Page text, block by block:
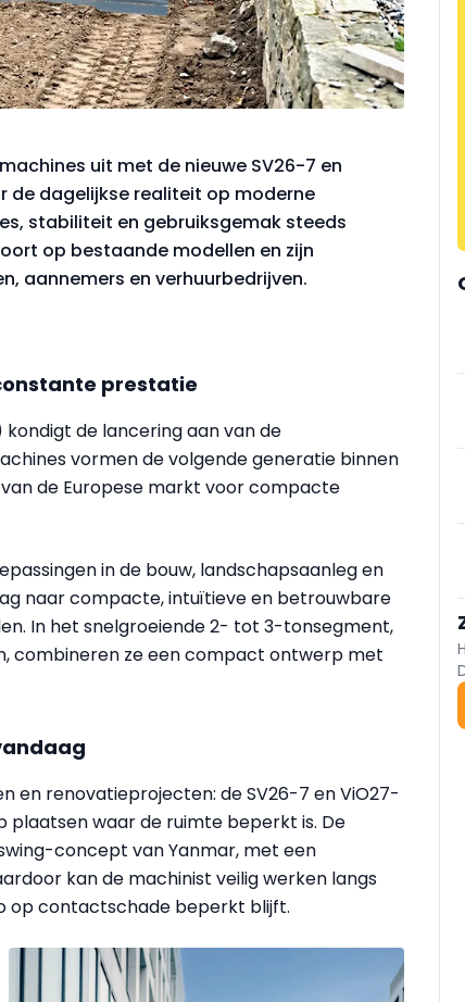
uit met de nieuwe SV26-7 en
de dagelijkse realiteit op moderne
stabiliteit en gebruiksgemak steeds
op bestaande modellen en zijn
aannemers en verhuurbedrijven.
prestatie
kondigt de lancering aan van de
vormen de volgende generatie binnen
de Europese markt voor compacte
in de bouw, landschapsaanleg en
naar compacte, intuïtieve en betrouwbare
In het snelgroeiende 2- tot 3-tonsegment,
combineren ze een compact ontwerp met
en renovatieprojecten: de SV26-7 en ViO27-
plaatsen waar de ruimte beperkt is. De
concept van Yanmar, met een
kan de machinist veilig werken langs
op contactschade beperkt blijft.